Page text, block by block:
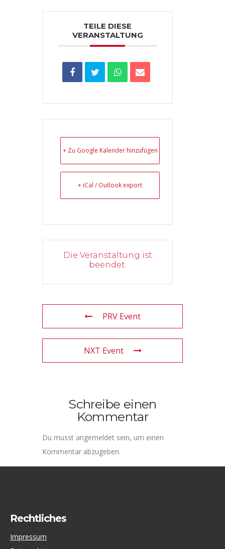
TEILE DIESE
VERANSTALTUNG
+ Zu Google Kalender hinzufügen
+ iCal / Outlook export
Die Veranstaltung ist
beendet.
PRV Event
NXT Event
Schreibe einen
Kommentar
Du musst angemeldet sein, um einen
Kommentar abzugeben.
Rechtliches
Impressum